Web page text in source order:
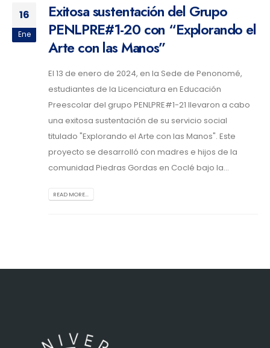
16
Ene
Exitosa sustentación del Grupo
PENLPRE#1-20 con “Explorando el
Arte con las Manos”
El 13 de enero de 2024, en la Sede de Penonomé,
estudiantes de la Licenciatura en Educación
Preescolar del grupo PENLPRE#1-21 llevaron a cabo
una exitosa sustentación de su servicio social
titulado "Explorando el Arte con las Manos". Este
proyecto se desarrolló con madres e hijos de la
comunidad Piedras Gordas en Coclé bajo la...
READ MORE...